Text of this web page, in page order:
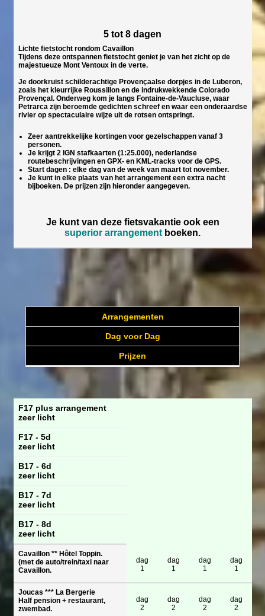
5 tot 8 dagen
Lichte fietstocht rondom Cavaillon
Tijdens deze ontspannen fietstocht geniet je van het zicht op de
majestueuze Mont Ventoux in de verte.
Je doorkruist schilderachtige Provençaalse dorpjes in de Luberon,
zoals het kleurrijke Roussillon en de indrukwekkende Colorado
Provençal. Onderweg kom je langs Fontaine-de-Vaucluse, waar
Petrarca zijn beroemde gedichten schreef en waar een onderaardse
rivier op spectaculaire wijze uit de rotsen ontspringt.
Zeer aantrekkelijke kortingen voor gezelschappen vanaf 3
personen.
Je krijgt 2 IGN stafkaarten (1:25.000), nederlandse
routebeschrijvingen en GPX- en KML-tracks voor de GPS.
Start dagen : elke dag van de week van maart tot november.
Je kunt in elke plaats van het arrangement een extra nacht
bijboeken. De prijzen zijn hieronder aangegeven.
Je kunt van deze fietsvakantie ook een
superior arrangement boeken.
Arrangementen
Dag voor Dag
Prijzen
F17 plus arrangement
zeer licht
F17 - 5d
zeer licht
B17 - 6d
zeer licht
B17 - 7d
zeer licht
B17 - 8d
zeer licht
Cavaillon ** Hôtel Toppin.
(met de auto/trein/taxi naar
Cavaillon.
dag
1
dag
1
dag
1
dag
1
Joucas *** La Bergerie
Half pension + restaurant,
zwembad.
dag
2
dag
2
dag
2
dag
2